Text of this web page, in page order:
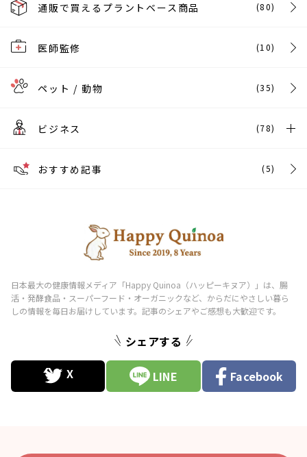
通販で買えるプラントベース商品 (80)
医師監修 (10)
ペット / 動物 (35)
ビジネス (78)
おすすめ記事 (5)
シェアする
LINE Facebook